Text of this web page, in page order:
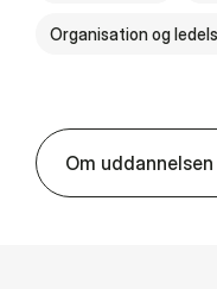
Organisation og
Om uddannelsen
BSc